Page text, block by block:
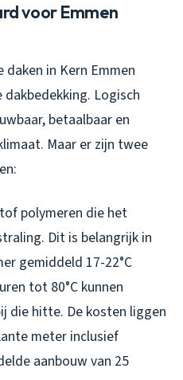
voor Emmen
in Kern Emmen
Logisch
betaalbaar en
Maar er zijn twee
polymeren die het
Dit is belangrijk in
gemiddeld 17-22°C
tot 80°C kunnen
die hitte. De kosten liggen
meter inclusief
aanbouw van 25